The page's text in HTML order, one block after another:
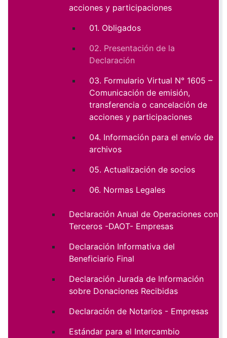
acciones y participaciones
01. Obligados
02. Presentación de la
Declaración
03. Formulario Virtual N° 1605 –
Comunicación de emisión,
transferencia o cancelación de
acciones y participaciones
04. Información para el envío de
archivos
05. Actualización de socios
06. Normas Legales
Declaración Anual de Operaciones con
Terceros -DAOT- Empresas
Declaración Informativa del
Beneficiario Final
Declaración Jurada de Información
sobre Donaciones Recibidas
Declaración de Notarios - Empresas
Estándar para el Intercambio